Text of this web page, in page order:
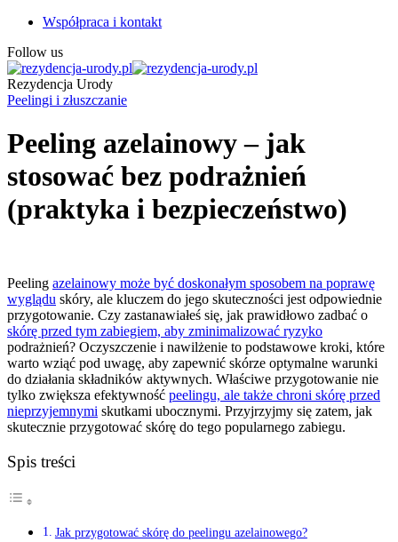
Współpraca i kontakt
Follow us
Rezydencja Urody
Peelingi i złuszczanie
Peeling azelainowy – jak
stosować bez podrażnień
(praktyka i bezpieczeństwo)
Peeling azelainowy może być doskonałym sposobem na poprawę
wyglądu skóry, ale kluczem do jego skuteczności jest odpowiednie
przygotowanie. Czy zastanawiałeś się, jak prawidłowo zadbać o
skórę przed tym zabiegiem, aby zminimalizować ryzyko
podrażnień? Oczyszczenie i nawilżenie to podstawowe kroki, które
warto wziąć pod uwagę, aby zapewnić skórze optymalne warunki
do działania składników aktywnych. Właściwe przygotowanie nie
tylko zwiększa efektywność peelingu, ale także chroni skórę przed
nieprzyjemnymi skutkami ubocznymi. Przyjrzyjmy się zatem, jak
skutecznie przygotować skórę do tego popularnego zabiegu.
Spis treści
Jak przygotować skórę do peelingu azelainowego?